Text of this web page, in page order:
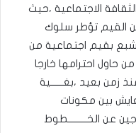
الاجتماعية ،حيث
القيم تؤطر سلوك
بقيم اجتماعية من
من حاول احترامها خارجا
بعيد ،بغــــــية
بين مكونات
عن الخـــــــــطوط